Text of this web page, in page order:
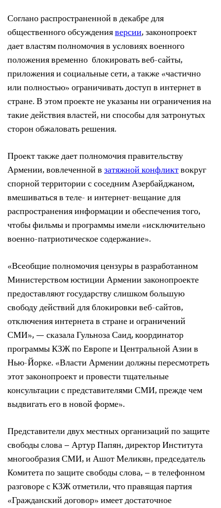
Соглано распространенной в декабре для
общественного обсужденияверсии, законопроект
дает властям полномочия в условиях военного
положения временно блокировать веб-сайты,
приложения и социальные сети, а также «частично
или полностью» ограничивать доступ в интернет в
стране. В этом проекте не указаны ни ограничения на
такие действия властей, ни способы для затронутых
сторон обжаловать решения.
Проект также дает полномочия правительству
Армении, вовлеченной взатяжной конфликтвокруг
спорной территории с соседним Азербайджаном,
вмешиваться в теле- и интернет-вещание для
распространения информации и обеспечения того,
чтобы фильмы и программы имели «исключительно
военно-патриотическое содержание».
«Всеобщие полномочия цензуры в разработанном
Министерством юстиции Армении законопроекте
предоставляют государству слишком большую
свободу действий для блокировки веб-сайтов,
отключения интернета в стране и ограничений
СМИ», — сказала Гульноза Саид, координатор
программы КЗЖ по Европе и Центральной Азии в
Нью-Йорке. «Власти Армении должны пересмотреть
этот законопроект и провести тщательные
консультации с представителями СМИ, прежде чем
выдвигать его в новой форме».
Представители двух местных организаций по защите
свободы слова – Артур Папян, директор Института
многообразия СМИ, и Ашот Меликян, председатель
Комитета по защите свободы слова, – в телефонном
разговоре с КЗЖ отметили, что правящая партия
«Гражданский договор» имеет достаточное